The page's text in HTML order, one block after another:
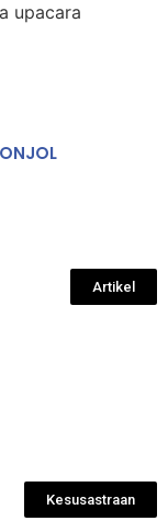
upacara
Artikel
Kesusastraan